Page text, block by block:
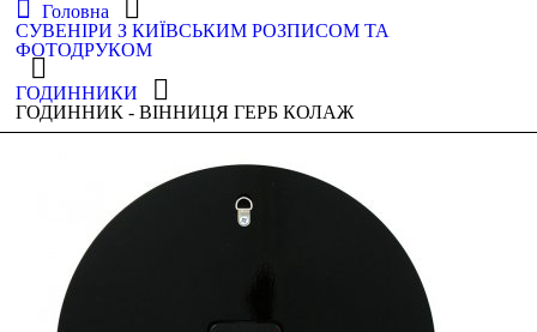
Головна
СУВЕНІРИ З КИЇВСЬКИМ РОЗПИСОМ ТА
ФОТОДРУКОМ
ГОДИННИКИ
ГОДИННИК - ВІННИЦЯ ГЕРБ КОЛАЖ